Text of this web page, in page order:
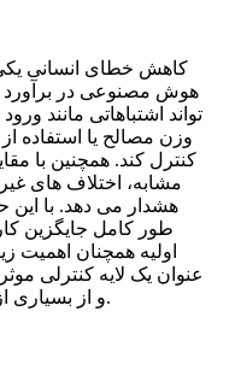
کاهش خطای انسانی یکی
هوش مصنوعی در برآورد
تواند اشتباهاتی مانند
وزن مصالح یا استفاده
کنترل کند. همچنین با
مشابه، اختلاف های
هشدار می دهد. با
طور کامل جایگزین
اولیه همچنان اهمیت
عنوان یک لایه کنترلی
و از بسیاری از خطاهای رایج جلوگیری می کند.